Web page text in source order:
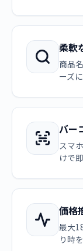
柔軟
商品
ーズ
バー
スマ
けで
価格
最大
り時